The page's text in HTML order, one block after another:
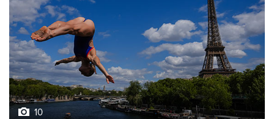
10
Лучшие фото недели